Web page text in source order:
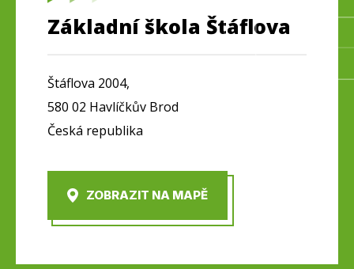
Základní škola Štáflova
Štáflova 2004,
580 02 Havlíčkův Brod
Česká republika
ZOBRAZIT NA MAPĚ